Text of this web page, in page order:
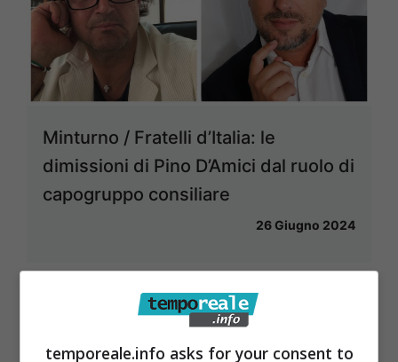
Minturno / Fratelli d’Italia: le
dimissioni di Pino D’Amici dal ruolo di
capogruppo consiliare
26 Giugno 2024
temporeale.info asks for your consent to